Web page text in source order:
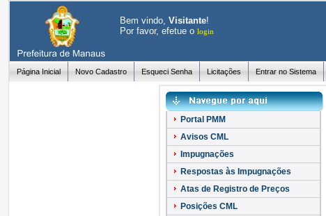
Bem vindo,Visitante!
Por favor, efetue ologin
Página Inicial Novo Cadastro Esqueci Senha Licitações Entrar no Sistema
Portal PMM
Avisos CML
Impugnações
Respostas às Impugnações
Atas de Registro de Preços
Posições CML